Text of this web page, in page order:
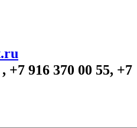
916 370 00 55, +7